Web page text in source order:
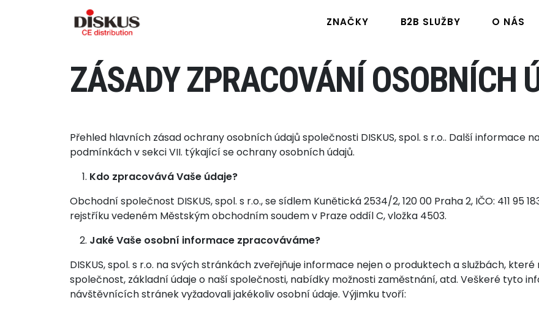
ZNAČKY B2B SLUŽBY O NÁS
ZÁSADY ZPRACOVÁNÍ OSOBNÍCH
Přehled hlavních zásad ochrany osobních údajů společnosti DISKUS, spol. s r.o.. Další
podmínkách v sekci VII. týkající se ochrany osobních údajů.
Kdo zpracovává Vaše údaje?
Obchodní společnost DISKUS, spol. s r.o., se sídlem Kunětická 2534/2, 120 00 Praha 2, IČO: 411 95
rejstříku vedeném Městským obchodním soudem v Praze oddíl C, vložka 4503.
Jaké Vaše osobní informace zpracováváme?
DISKUS, spol. s r.o. na svých stránkách zveřejňuje informace nejen o produktech a službách,
společnost, základní údaje o naší společnosti, nabídky možnosti zaměstnání, atd. Veškeré tyto
návštěvnících stránek vyžadovali jakékoliv osobní údaje. Výjimku tvoří: